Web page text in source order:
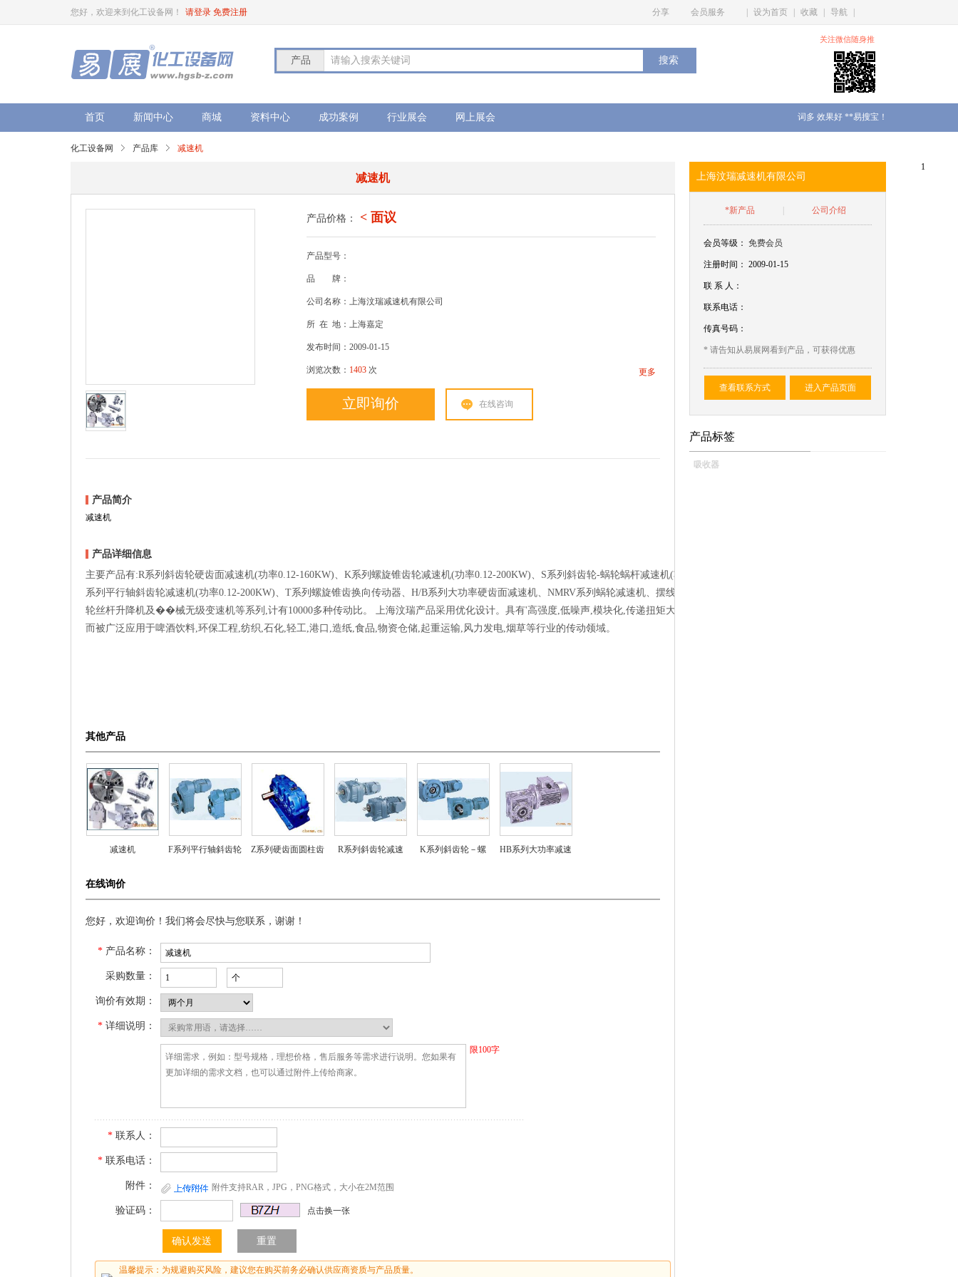
您好，欢迎来到化工设备网！ 请登录 免费注册 分享 会员服务 设为首页 收藏 导航
产品 请输入搜索关键词
关注微信随身推
首页 新闻中心 商城 资料中心 成功案例 行业展会 网上展会 词多 效果好 **易搜宝！
化工设备网 产品库 减速机
减速机
产品价格： < 面议
产品型号：
品 牌：
公司名称：上海汶瑞减速机有限公司
所 在 地：上海嘉定
发布时间：2009-01-15
浏览次数： 1403 次 更多
立即询价 在线咨询
产品简介
减速机
产品详细信息
主要产品有:R系列斜齿轮硬齿面减速机(功率0.12-160KW)、K系列螺旋锥齿轮减速机(功率0.12-200KW)、S系列斜齿轮-蜗轮蜗杆减速机(功率0.12-22KW)、F
系列平行轴斜齿轮减速机(功率0.12-200KW)、T系列螺旋锥齿换向传动器、H/B系列大功率硬齿面减速机、NMRV系列蜗轮减速机、摆线针轮减速机、SWL蜗
轮丝杆升降机及��械无级变速机等系列,计有10000多种传动比。 上海汶瑞产品采用优化设计。具有'高强度,低噪声,模块化,传递扭矩大,启动平稳'等特点,从
而被广泛应用于啤酒饮料,环保工程,纺织,石化,轻工,港口,造纸,食品,物资仓储,起重运输,风力发电,烟草等行业的传动领域。
其他产品
减速机 F系列平行轴斜齿轮 Z系列硬齿面圆柱齿 R系列斜齿轮减速 K系列斜齿轮－螺 HB系列大功率减速
在线询价
您好，欢迎询价！我们将会尽快与您联系，谢谢！
* 产品名称：
采购数量：
询价有效期：
* 详细说明：
限100字
* 联系人：
* 联系电话：
附件： 附件支持RAR，JPG，PNG格式，大小在2M范围
验证码： 点击换一张
温馨提示：为规避购买风险，建议您在购买前务必确认供应商资质与产品质量。
上海汶瑞减速机有限公司
*新产品 公司介绍
会员等级：免费会员
注册时间： 2009-01-15
联 系 人：
联系电话：
传真号码：
* 请告知从易展网看到产品，可获得优惠
查看联系方式 进入产品页面
产品标签
吸收器
1